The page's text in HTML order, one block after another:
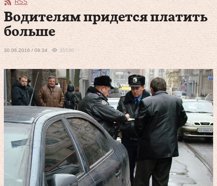
RSS
Водителям придется платить
больше
30.06.2016 / 09:34 35530